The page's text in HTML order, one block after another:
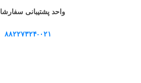
واحد پشتیبانی
۸۸۲۲۷۳۲۴-۰۲۱